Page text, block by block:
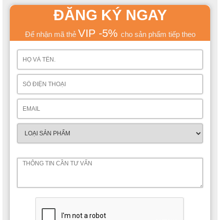
ĐĂNG KÝ NGAY
Để nhận mã thẻ VIP -5% cho sản phẩm tiếp theo